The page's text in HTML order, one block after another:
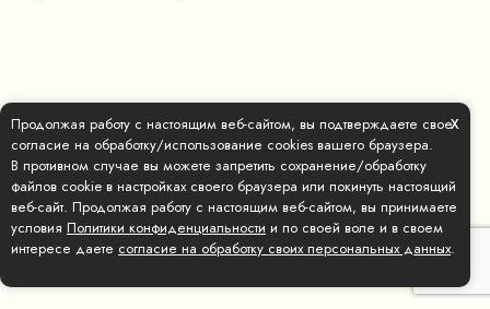
Продолжая работу с настоящим веб-сайтом, вы подтверждаете свое
согласие на обработку/использование cookies вашего браузера.
В противном случае вы можете запретить сохранение/обработку
файлов cookie в настройках своего браузера или покинуть настоящий
веб-сайт. Продолжая работу с настоящим веб-сайтом, вы принимаете
условия Политики конфиденциальности и по своей воле и в своем
интересе даете согласие на обработку своих персональных данных.
x